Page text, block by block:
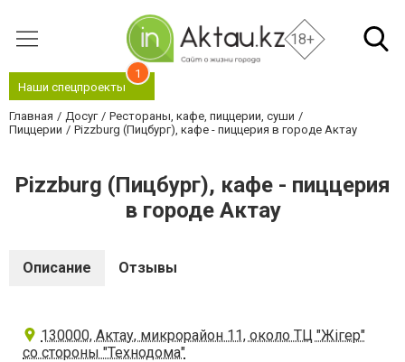
18+
Наши спецпроекты
1
Главная Досуг
Рестораны, кафе, пиццерии, суши
Пиццерии
Pizzburg (Пицбург), кафе - пиццерия в городе Актау
Pizzburg (Пицбург), кафе - пиццерия
в городе Актау
Описание Отзывы
130000, Актау, микрорайон 11, около ТЦ "Жігер"
со стороны "Технодома"